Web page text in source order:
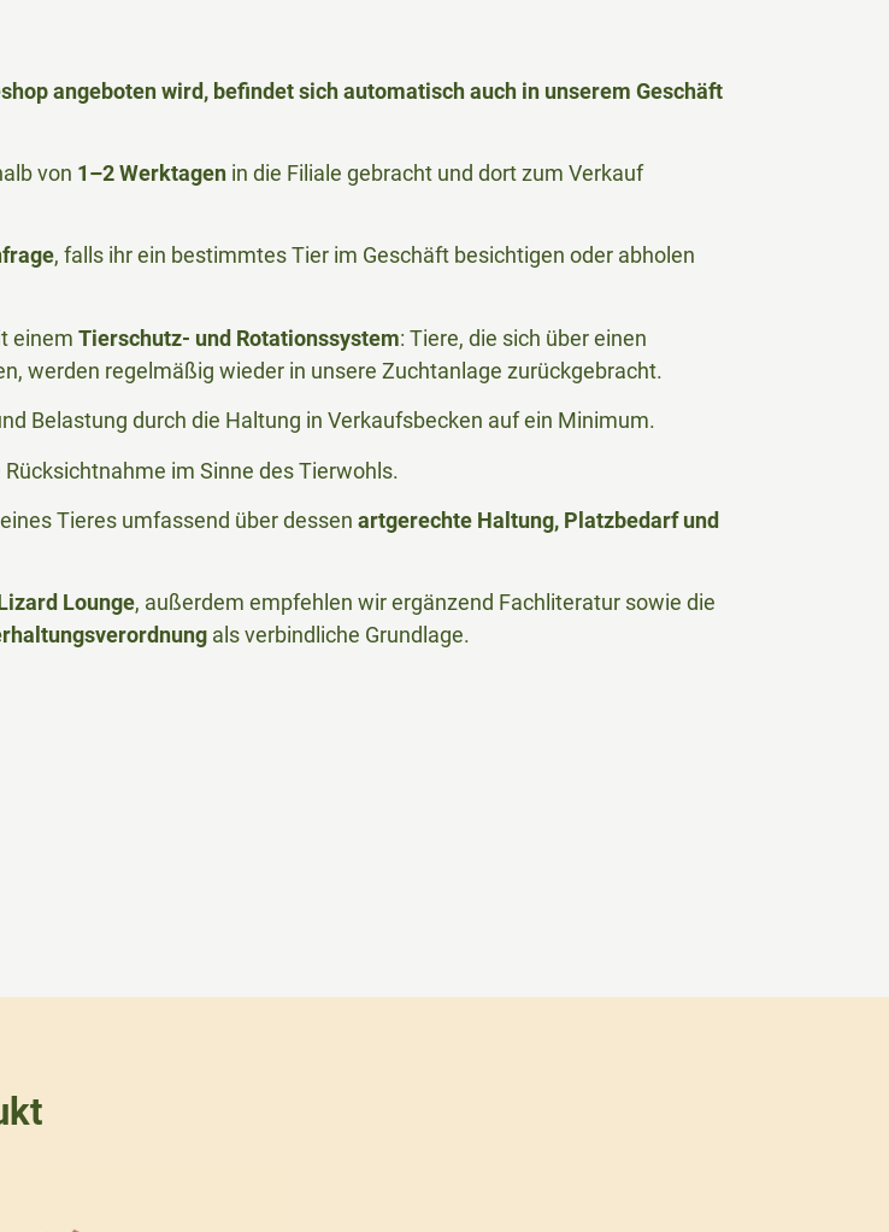
angeboten wird, befindet sich automatisch auch in unserem Geschäft
von 1–2 Werktagenin die Filiale gebracht und dort zum Verkauf
, falls ihr ein bestimmtes Tier im Geschäft besichtigen oder abholen
einem Tierschutz- und Rotationssystem: Tiere, die sich über einen
werden regelmäßig wieder in unsere Zuchtanlage zurückgebracht.
Belastung durch die Haltung in Verkaufsbecken auf ein Minimum.
im Sinne des Tierwohls.
Tieres umfassend über dessen artgerechte Haltung, Platzbedarf und
Lounge, außerdem empfehlen wir ergänzend Fachliteratur sowie die
als verbindliche Grundlage.